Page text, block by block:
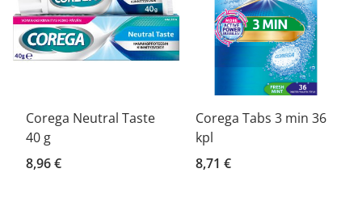
Corega Neutral Taste
40 g
8,96 €
Corega Tabs 3 min 36
kpl
8,71 €